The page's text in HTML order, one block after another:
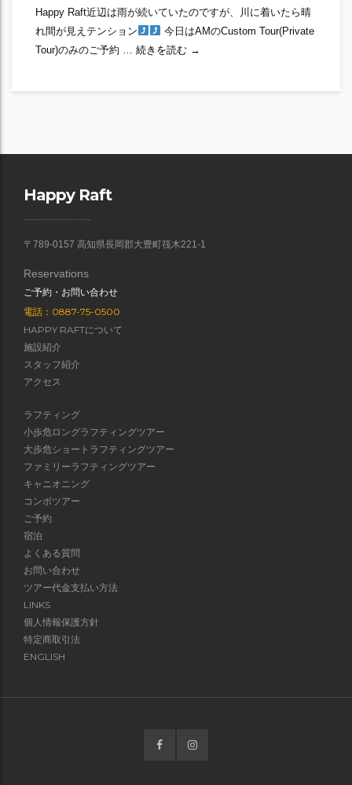
Happy Raft近辺は雨が続いていたのですが、川に着いたら晴
れ間が見えテンション
今日はAMのCustom Tour(Private
Tour)のみのご予約 … 続きを読む MINIMI！
→
Happy Raft
〒789-0157 高知県長岡郡大豊町筏木221-1
Reservations
ご予約・お問い合わせ
電話：0887-75-0500
HAPPY RAFTについて
施設紹介
スタッフ紹介
アクセス
ラフティング
小歩危ロングラフティングツアー
大歩危ショートラフティングツアー
ファミリーラフティングツアー
キャニオニング
コンボツアー
ご予約
宿泊
よくある質問
お問い合わせ
ツアー代金支払い方法
LINKS
個人情報保護方針
特定商取引法
ENGLISH